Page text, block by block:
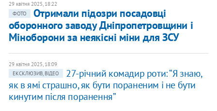
29 квітня 2025, 18:22
ФОТО
​Отримали підозри посадовці
оборонного заводу Дніпропетровщини і
Міноборони за неякісні міни для ЗСУ
29 квітня 2025, 18:09
ЕКСКЛЮЗИВ, ВІДЕО
27-річний комадир роти: “Я знаю,
як в ямі страшно, як бути пораненим і не бути
кинутим після поранення”